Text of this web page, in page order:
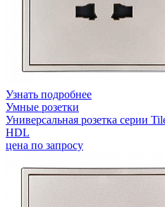
Узнать подробнее
Умные розетки
Универсальная розетка серии
HDL
цена по запросу